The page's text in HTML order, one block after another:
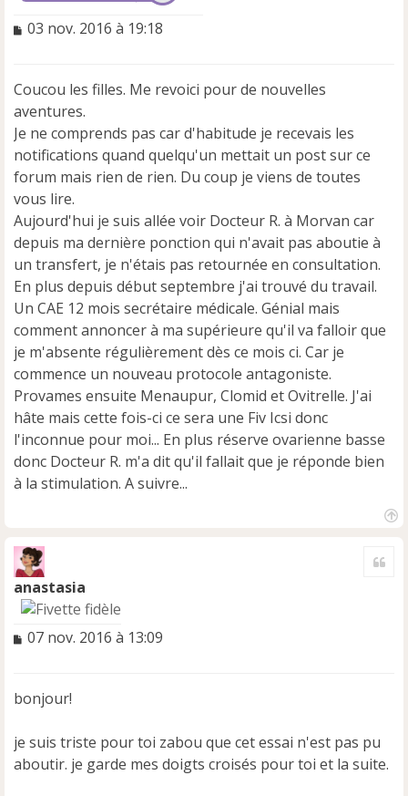
M
a
g
e
n
o
n
l
u
03 nov. 2016 à 19:18
Coucou les filles. Me revoici pour de nouvelles
aventures.
Je ne comprends pas car d'habitude je recevais les
notifications quand quelqu'un mettait un post sur ce
forum mais rien de rien. Du coup je viens de toutes
vous lire.
Aujourd'hui je suis allée voir Docteur R. à Morvan car
depuis ma dernière ponction qui n'avait pas aboutie à
un transfert, je n'étais pas retournée en consultation.
En plus depuis début septembre j'ai trouvé du travail.
Un CAE 12 mois secrétaire médicale. Génial mais
comment annoncer à ma supérieure qu'il va falloir que
je m'absente régulièrement dès ce mois ci. Car je
commence un nouveau protocole antagoniste.
Provames ensuite Menaupur, Clomid et Ovitrelle. J'ai
hâte mais cette fois-ci ce sera une Fiv Icsi donc
l'inconnue pour moi... En plus réserve ovarienne basse
donc Docteur R. m'a dit qu'il fallait que je réponde bien
à la stimulation. A suivre...
anastasia
M
a
e
n
o
07 nov. 2016 à 13:09
bonjour!
je suis triste pour toi zabou que cet essai n'est pas pu
aboutir. je garde mes doigts croisés pour toi et la suite.